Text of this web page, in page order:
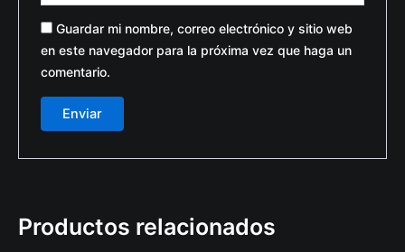
Guardar mi nombre, correo electrónico y sitio web
en este navegador para la próxima vez que haga un
comentario.
Productos relacionados